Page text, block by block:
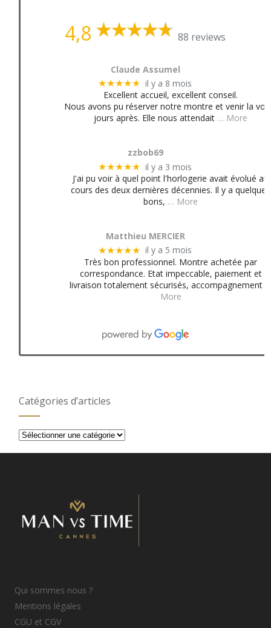
4,8 88 reviews
Claude Assumel
★★★★★ il y a 8 mois
Excellent accueil, excellent conseil.
Nous avons pu réserver notre montre et venir la
jours après. Elle nous attendait … More
zzbob69
★★★★★ il y a 3 mois
J'ai pu voir à quel point l'horlogerie avait évolué au
cours des deux dernières décennies. Il y a quelques
bons, … More
Matthieu MERCIER
★★★★★ il y a 5 mois
Très bon professionnel. Montre achetée par
correspondance. Etat impeccable, paiement et
livraison totalement sécurisés, accompagnement
More
Catégories d’articles
Catégories
Qui sommes nous ?
Mentions légales
CGU et CGV